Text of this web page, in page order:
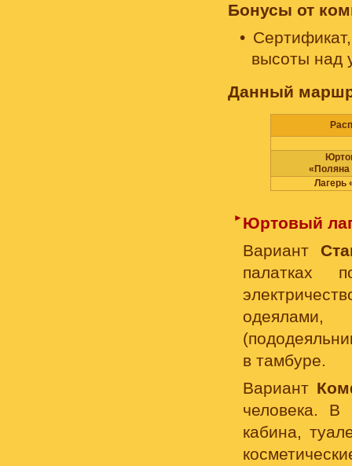
Бонусы от
высоты над
Данный
«Поляна
Лагерь
► Юртовый
Вариант
палатках
в тамбуре.
Вариант
человека. В
кабина,